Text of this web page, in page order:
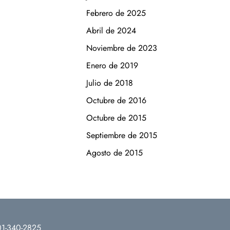
Febrero de 2025
Abril de 2024
Noviembre de 2023
Enero de 2019
Julio de 2018
Octubre de 2016
Octubre de 2015
Septiembre de 2015
Agosto de 2015